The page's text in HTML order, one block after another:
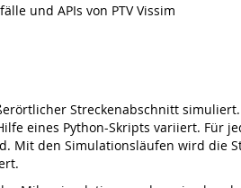
und APIs von PTV Vissim
Streckenabschnitt
eines Python-Skripts variiert. Für
Mit den Simulationsläufen wird die